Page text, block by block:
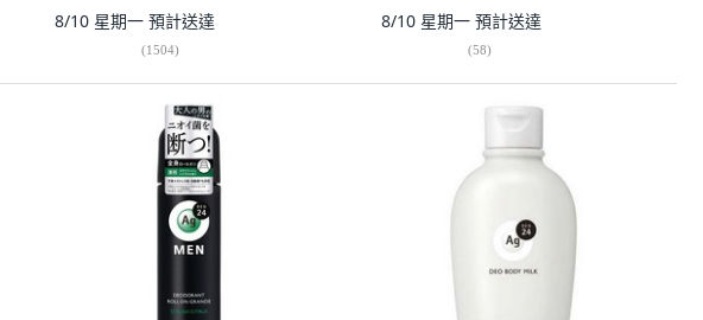
8/10 星期一 預計送達
(1504)
8/10 星期一 預計送達
(58)